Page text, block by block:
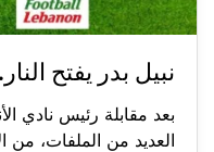
نبيل بدر يفتح
بعد مقابلة رئيس نادي
العديد من الملفات، من